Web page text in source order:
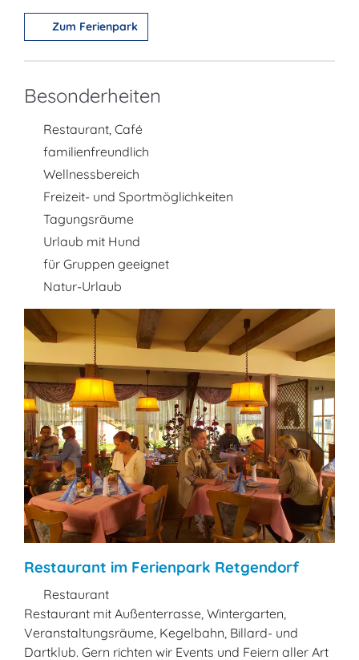
Zum Ferienpark
Besonderheiten
Restaurant, Café
familienfreundlich
Wellnessbereich
Freizeit- und Sportmöglichkeiten
Tagungsräume
Urlaub mit Hund
für Gruppen geeignet
Natur-Urlaub
Restaurant im Ferienpark Retgendorf
Restaurant
Restaurant mit Außenterrasse, Wintergarten,
Veranstaltungsräume, Kegelbahn, Billard- und
Dartklub. Gern richten wir Events und Feiern aller Art